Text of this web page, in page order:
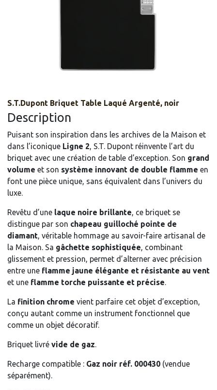
S.T.Dupont Briquet Table Laqué Argenté, noir
Description
Puisant son inspiration dans les archives de la Maison et
dans l’iconique Ligne 2, S.T. Dupont réinvente l’art du
briquet avec une création de table d’exception. Son grand
volume et son système innovant de double flamme en
font une pièce unique, sans équivalent dans l’univers du
luxe.
Revêtu d’une laque noire brillante, ce briquet se
distingue par son chapeau guilloché pointe de
diamant, véritable hommage au savoir-faire artisanal de
la Maison. Sa gâchette sophistiquée, combinant
glissement et pression, permet d’alterner avec précision
entre une flamme jaune élégante et résistante au vent
et une flamme torche puissante et précise.
La finition chrome vient parfaire cet objet d’exception,
conçu autant comme un instrument fonctionnel que
comme un objet décoratif.
Briquet livré vide de gaz.
Recharge compatible : Gaz noir réf. 000430 (vendue
séparément).